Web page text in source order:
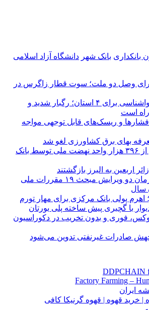
بانکداری بانک شهر دانشگاه آزاد اسلامی
وصل دو ملت؛ سوت قطار زاگرس در
هشدار نارنجی هواشناسی برای ۴ استان؛ رگبار شدید و
است
فشارها و ریسک‌های قابل توجهی مواجه
بهای برق کشاورزی لغو شد
تأمین مالی بیش از ۳۹۶ هزار واحد نهضت ملی توسط بانک
تمدید اجرای همزمان دو ویرایش مبحث ۱۹ مقررات ملی
سال
اهرم پولی بانک مرکزی برای مهار تورم
با گچبری پیش ساخته پلی یورتان
فوری و بدون تخریب در دکوراسیون
صادرات غیرنفتی تدوین می‌شود
DDPCHAIN
Factory Farming –
ایران
| خرید قهوه | قهوه گرنیکا کافی